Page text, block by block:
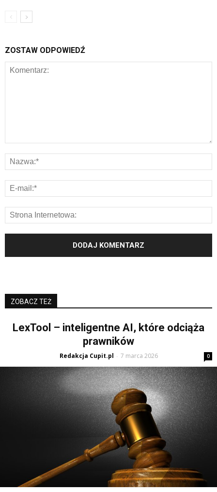
ZOSTAW ODPOWIEDŹ
ZOBACZ TEŻ
LexTool – inteligentne AI, które odciąża
prawników
Redakcja Cupit.pl - 7 marca 2026 0